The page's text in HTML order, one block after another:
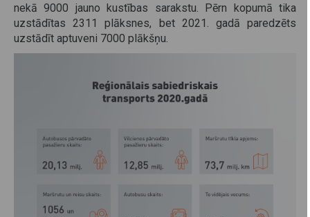
nekā 9000 jauno kustības sarakstu. Pērn kopumā tika
uzstādītas 2311 plāksnes, bet 2021. gadā paredzēts
uzstādīt aptuveni 7000 plākšņu.